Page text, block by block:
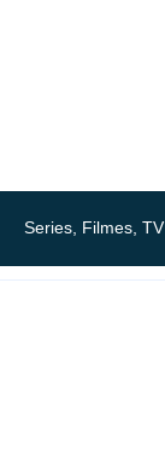
Series, Filmes, TV